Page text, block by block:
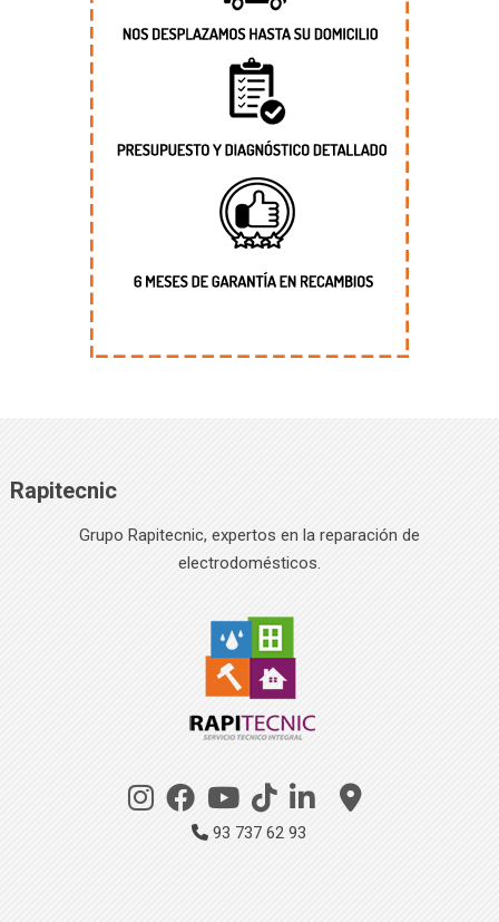
Rapitecnic
Grupo Rapitecnic, expertos en la reparación de
electrodomésticos.
93 737 62 93